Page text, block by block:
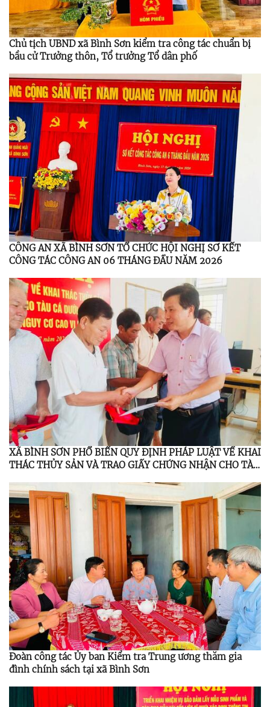
Chủ tịch UBND xã Bình Sơn kiểm tra công tác chuẩn bị
bầu cử Trưởng thôn, Tổ trưởng Tổ dân phố
CÔNG AN XÃ BÌNH SƠN TỔ CHỨC HỘI NGHỊ SƠ KẾT
CÔNG TÁC CÔNG AN 06 THÁNG ĐẦU NĂM 2026
XÃ BÌNH SƠN PHỔ BIẾN QUY ĐỊNH PHÁP LUẬT VỀ KHAI
THÁC THỦY SẢN VÀ TRAO GIẤY CHỨNG NHẬN CHO TÀU
Đoàn công tác Ủy ban Kiểm tra Trung ương thăm gia
đình chính sách tại xã Bình Sơn